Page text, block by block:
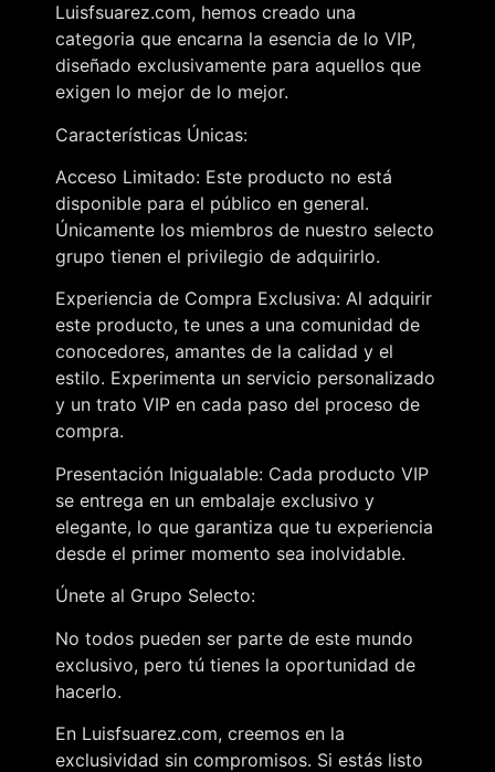
Luisfsuarez.com, hemos creado una
categoria que encarna la esencia de lo VIP,
diseñado exclusivamente para aquellos que
exigen lo mejor de lo mejor.
Características Únicas:
Acceso Limitado: Este producto no está
disponible para el público en general.
Únicamente los miembros de nuestro selecto
grupo tienen el privilegio de adquirirlo.
Experiencia de Compra Exclusiva: Al adquirir
este producto, te unes a una comunidad de
conocedores, amantes de la calidad y el
estilo. Experimenta un servicio personalizado
y un trato VIP en cada paso del proceso de
compra.
Presentación Inigualable: Cada producto VIP
se entrega en un embalaje exclusivo y
elegante, lo que garantiza que tu experiencia
desde el primer momento sea inolvidable.
Únete al Grupo Selecto:
No todos pueden ser parte de este mundo
exclusivo, pero tú tienes la oportunidad de
hacerlo.
En Luisfsuarez.com, creemos en la
exclusividad sin compromisos. Si estás listo